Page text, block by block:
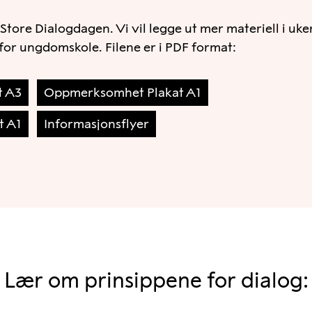
snakke sammen i små
så godt, og gi dem ett eller to
ut mer materiell i ukene
Samtaletips plakat A1
Dialogdagen. Vi vil legge ut mer materiell i
ungdomskole. Filene er i PDF format:
A3 Oppmerksomhet Plakat A1
A1 Informasjonsflyer
Lær om prinsippene for dialog: